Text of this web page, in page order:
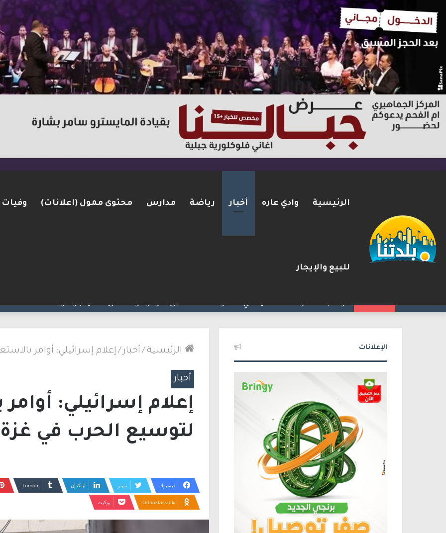
الرئيسية وادي عاره أخبار رياضة مدارس محتوى ممول (اعلانات) وفيات
للبيع والإيجار
الرئيسية / أخبار / إعلام إسرائيلي: أوامر
أخبار
إعلام إسرائيلي:
لتوسيع الحرب في غزة
فيسبوك تويتر لينكدإن
Odnoklassniki بوكيت
الإعلانات